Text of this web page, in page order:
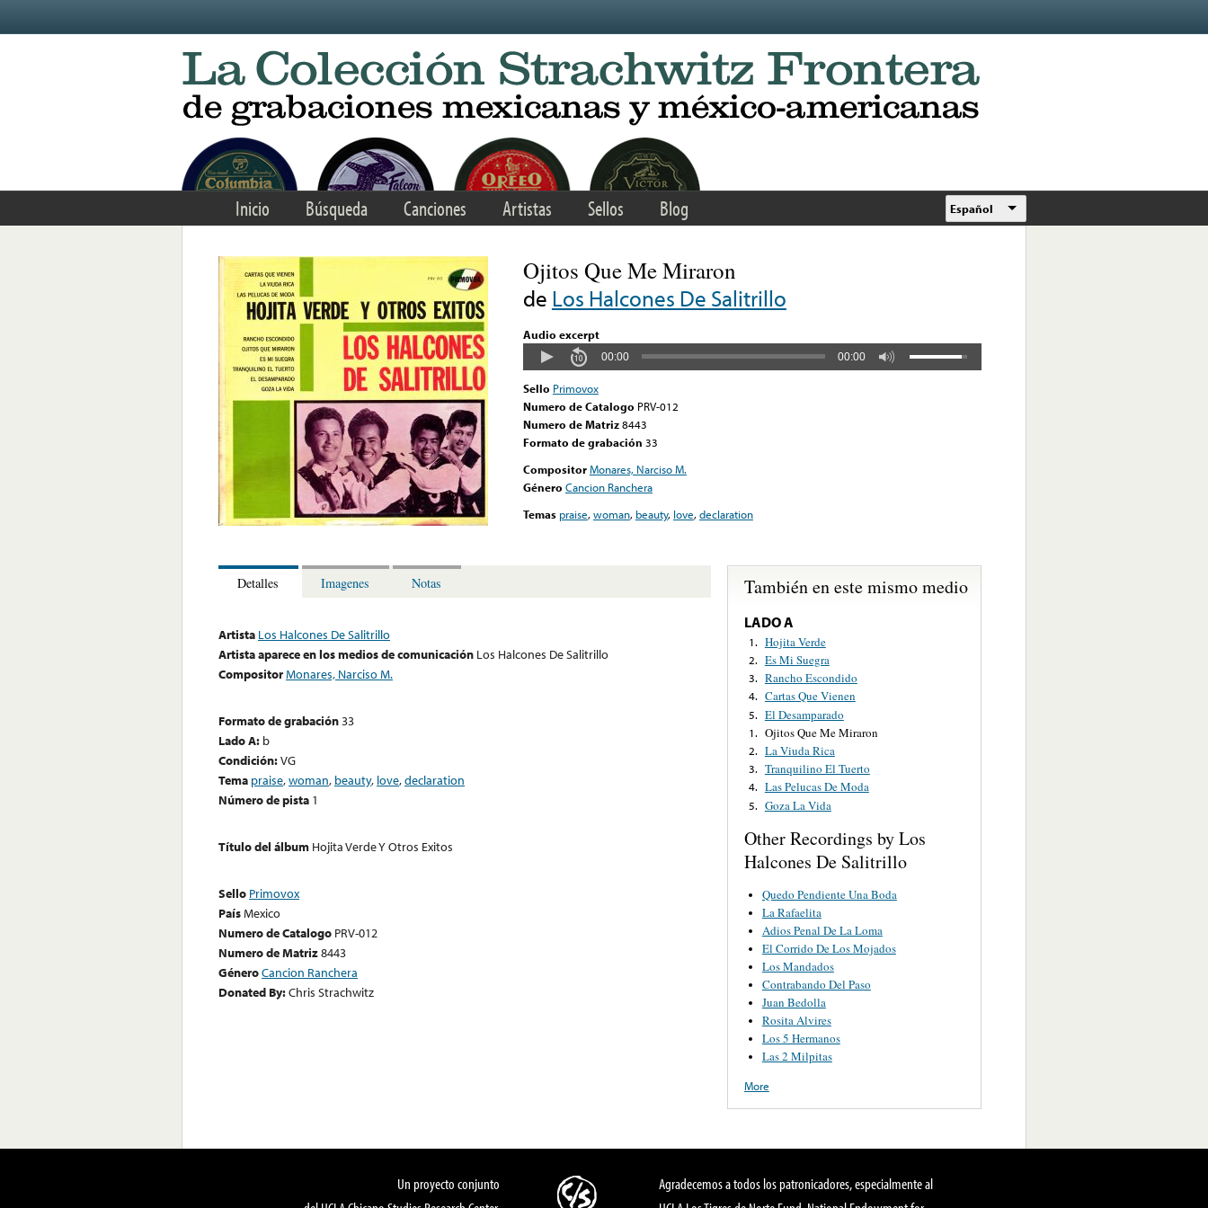
Inicio Búsqueda Canciones Artistas Sellos Blog Español
Ojitos Que Me Miraron
de Los Halcones De Salitrillo
Audio excerpt
00:00 00:00
Sello Primovox
Numero de Catalogo PRV-012
Numero de Matriz8443
Formato de grabación 33
CompositorMonares, Narciso M.
Género Cancion Ranchera
Temas praise,woman, beauty, love,declaration
Detalles Imagenes Notas
Artista Los Halcones De Salitrillo
Artista aparece en los medios de comunicación Los Halcones De Salitrillo
CompositorMonares, Narciso M.
Formato de grabación33
Lado A: b
Condición:VG
Tema praise,woman, beauty, love,declaration
Número de pista 1
Título del álbum Hojita Verde Y Otros Exitos
Sello Primovox
PaísMexico
Numero de Catalogo PRV-012
Numero de Matriz8443
GéneroCancion Ranchera
Donated By:Chris Strachwitz
También en este mismo medio
LADO A
1. Hojita Verde
2. Es Mi Suegra
3. Rancho Escondido
4. Cartas Que Vienen
5. El Desamparado
1. Ojitos Que Me Miraron
2. La Viuda Rica
3. Tranquilino El Tuerto
4. Las Pelucas De Moda
5. Goza La Vida
Other Recordings by Los
Halcones De Salitrillo
Quedo Pendiente Una Boda
La Rafaelita
Adios Penal De La Loma
El Corrido De Los Mojados
Los Mandados
Contrabando Del Paso
Juan Bedolla
Rosita Alvires
Los 5 Hermanos
Las 2 Milpitas
More
Un proyecto conjunto
Agradecemos a todos los patronicadores, especialmente al